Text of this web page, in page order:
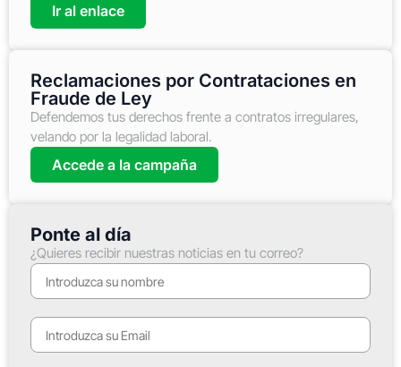
Ir al enlace
Reclamaciones por Contrataciones en
Fraude de Ley
Defendemos tus derechos frente a contratos irregulares,
velando por la legalidad laboral.
Accede a la campaña
Ponte al día
¿Quieres recibir nuestras noticias en tu correo?